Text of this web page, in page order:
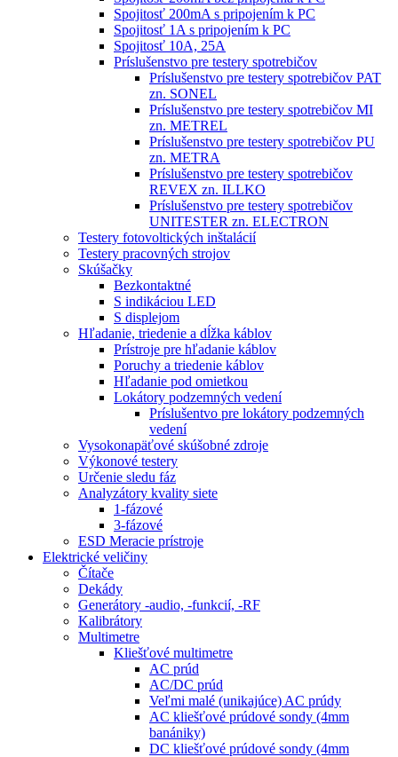
Spojitosť 200mA s pripojením k PC
Spojitosť 1A s pripojením k PC
Spojitosť 10A, 25A
Príslušenstvo pre testery spotrebičov
Príslušenstvo pre testery spotrebičov PAT
zn. SONEL
Príslušenstvo pre testery spotrebičov MI
zn. METREL
Príslušenstvo pre testery spotrebičov PU
zn. METRA
Príslušenstvo pre testery spotrebičov
REVEX zn. ILLKO
Príslušenstvo pre testery spotrebičov
UNITESTER zn. ELECTRON
Testery fotovoltických inštalácií
Testery pracovných strojov
Skúšačky
Bezkontaktné
S indikáciou LED
S displejom
Hľadanie, triedenie a dĺžka káblov
Prístroje pre hľadanie káblov
Poruchy a triedenie káblov
Hľadanie pod omietkou
Lokátory podzemných vedení
Príslušentvo pre lokátory podzemných
vedení
Vysokonapäťové skúšobné zdroje
Výkonové testery
Určenie sledu fáz
Analyzátory kvality siete
1-fázové
3-fázové
ESD Meracie prístroje
Elektrické veličiny
Čítače
Dekády
Generátory -audio, -funkcií, -RF
Kalibrátory
Multimetre
Kliešťové multimetre
AC prúd
AC/DC prúd
Veľmi malé (unikajúce) AC prúdy
AC kliešťové prúdové sondy (4mm
banániky)
DC kliešťové prúdové sondy (4mm